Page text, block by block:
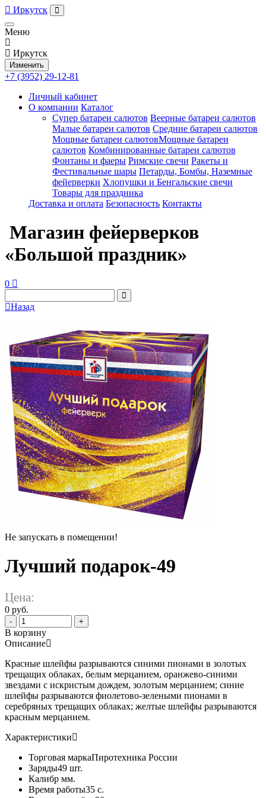
Иркутск
Меню
Иркутск
Изменить
+7 (3952) 29-12-81
Личный кабинет
О компании Каталог
Супер батареи салютов Веерные батареи салютов
Малые батареи салютов Средние батареи салютов
Мощные батареи салютовМощные батареи
салютов Комбинированные батареи салютов
Фонтаны и фаеры Римские свечи Ракеты и
Фестивальные шары Петарды, Бомбы, Наземные
фейерверки Хлопушки и Бенгальские свечи
Товары для праздника
Доставка и оплата Безопасность Контакты
Магазин фейерверков
«Большой праздник»
0
Назад
Не запускать в помещении!
Лучший подарок-49
Цена:
0 руб.
- +
В корзину
Описание
Красные шлейфы разрываются синими пионами в золотых
трещащих облаках, белым мерцанием, оранжево-синими
звездами с искристым дождем, золотым мерцанием; синие
шлейфы разрываются фиолетово-зелеными пионами в
серебряных трещащих облаках; желтые шлейфы разрываются
красным мерцанием.
Характеристики
Торговая маркаПиротехника России
Заряды49 шт.
Калибр мм.
Время работы35 с.